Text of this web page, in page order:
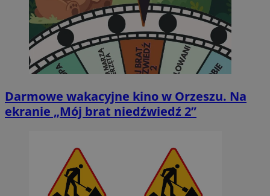
Darmowe wakacyjne kino w Orzeszu. Na
ekranie „Mój brat niedźwiedź 2”